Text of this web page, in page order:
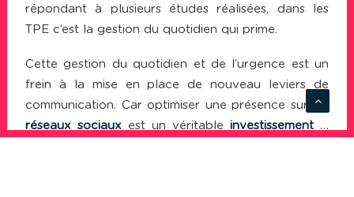
répondant à plusieurs études réalisées, dans les
TPE c’est la gestion du quotidien qui prime.
Cette gestion du quotidien et de l’urgence est un
frein à la mise en place de nouveau leviers de
communication. Car optimiser une présence sur les
réseaux sociaux est un véritable investissement …